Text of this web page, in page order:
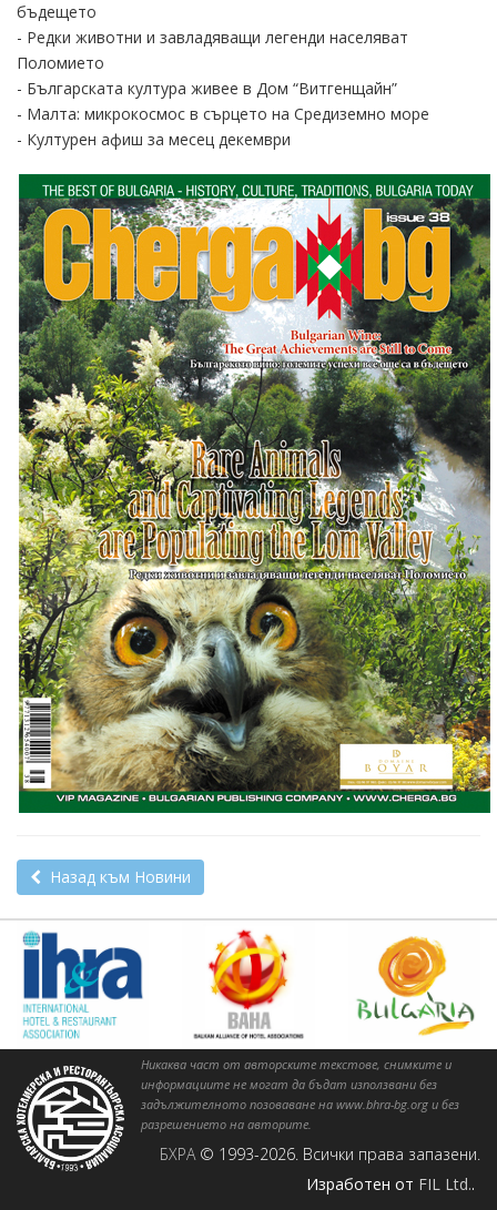
бъдещето
- Редки животни и завладяващи легенди населяват
Поломието
- Българската култура живее в Дом “Витгенщайн”
- Малта: микрокосмос в сърцето на Средиземно море
- Културен афиш за месец декември
Назад към Новини
Никаква част от авторските текстове, снимките и
информациите не могат да бъдат използвани без
задължителното позоваване на www.bhra-bg.org и без
разрешението на авторите.
БХРА © 1993-2026. Всички права запазени.
Изработен от FIL Ltd..